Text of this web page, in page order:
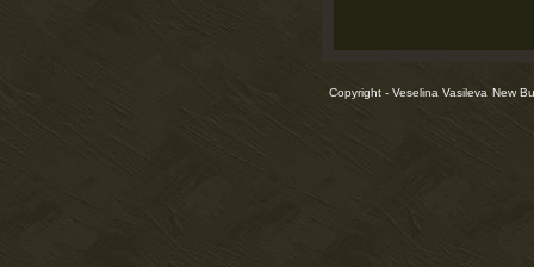
Copyright - Veselina Vasileva New